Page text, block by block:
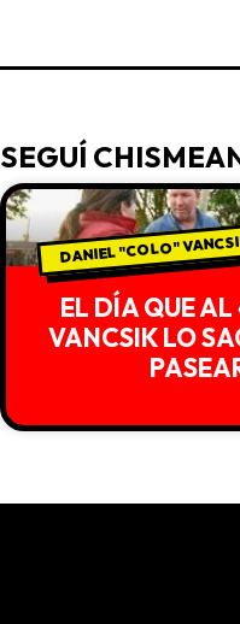
SEGUÍ
DANIEL "COLO"
EL DÍA QUE
VANCSIK LO